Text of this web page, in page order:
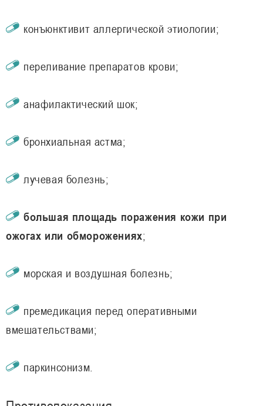
конъюнктивит аллергической этиологии;
переливание препаратов крови;
анафилактический шок;
бронхиальная астма;
лучевая болезнь;
большая площадь поражения кожи при
ожогах или обморожениях;
морская и воздушная болезнь;
премедикация перед оперативными
вмешательствами;
паркинсонизм.